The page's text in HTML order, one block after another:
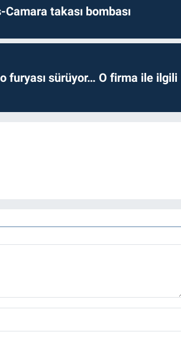
Camara takası bombası
furyası sürüyor… O firma ile ilgili